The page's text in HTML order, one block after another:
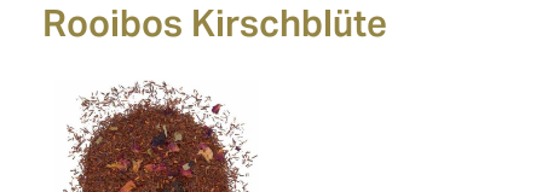
Rooibos Kirschblüte